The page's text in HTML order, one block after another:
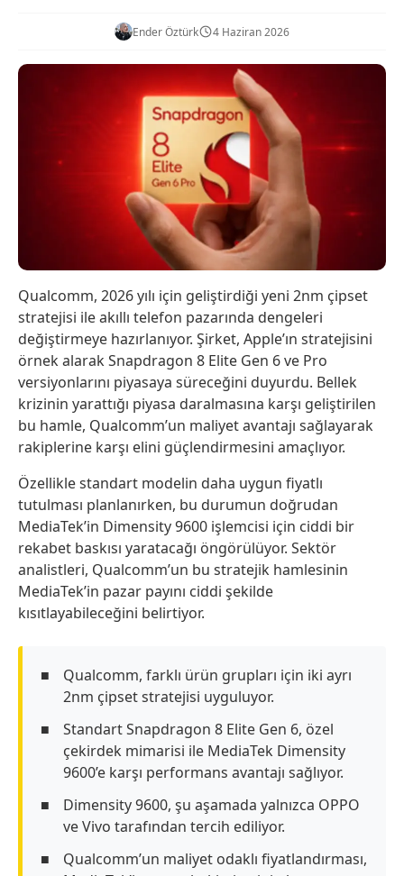
Ender Öztürk 4 Haziran 2026
Qualcomm, 2026 yılı için geliştirdiği yeni 2nm çipset
stratejisi ile akıllı telefon pazarında dengeleri
değiştirmeye hazırlanıyor. Şirket, Apple’ın stratejisini
örnek alarak Snapdragon 8 Elite Gen 6 ve Pro
versiyonlarını piyasaya süreceğini duyurdu. Bellek
krizinin yarattığı piyasa daralmasına karşı geliştirilen
bu hamle, Qualcomm’un maliyet avantajı sağlayarak
rakiplerine karşı elini güçlendirmesini amaçlıyor.
Özellikle standart modelin daha uygun fiyatlı
tutulması planlanırken, bu durumun doğrudan
MediaTek’in Dimensity 9600 işlemcisi için ciddi bir
rekabet baskısı yaratacağı öngörülüyor. Sektör
analistleri, Qualcomm’un bu stratejik hamlesinin
MediaTek’in pazar payını ciddi şekilde
kısıtlayabileceğini belirtiyor.
Qualcomm, farklı ürün grupları için iki ayrı
2nm çipset stratejisi uyguluyor.
Standart Snapdragon 8 Elite Gen 6, özel
çekirdek mimarisi ile MediaTek Dimensity
9600’e karşı performans avantajı sağlıyor.
Dimensity 9600, şu aşamada yalnızca OPPO
ve Vivo tarafından tercih ediliyor.
Qualcomm’un maliyet odaklı fiyatlandırması,